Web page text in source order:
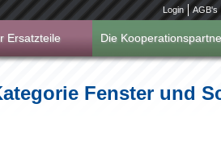
Login AGB's
Ersatzteile Die
Fenster und